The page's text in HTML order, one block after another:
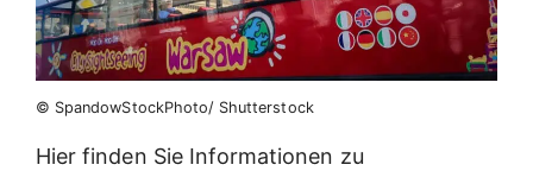
© SpandowStockPhoto/ Shutterstock
Hier finden Sie Informationen zu